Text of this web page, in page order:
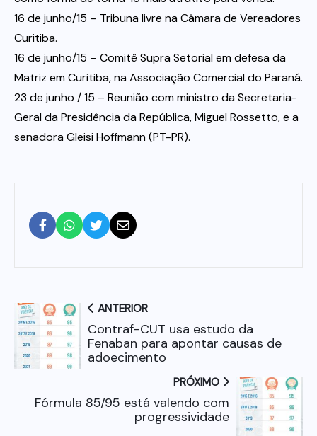
16 de junho/15 – Tribuna livre na Câmara de Vereadores
Curitiba.
16 de junho/15 – Comitê Supra Setorial em defesa da
Matriz em Curitiba, na Associação Comercial do Paraná.
23 de junho / 15 – Reunião com ministro da Secretaria-
Geral da Presidência da República, Miguel Rossetto, e a
senadora Gleisi Hoffmann (PT-PR).
ANTERIOR
Contraf-CUT usa estudo da
Fenaban para apontar causas de
adoecimento
PRÓXIMO
Fórmula 85/95 está valendo com
progressividade